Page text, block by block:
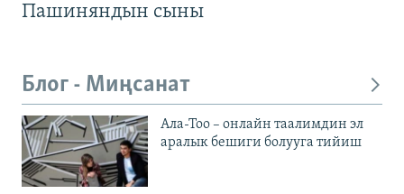
Пашиняндын сыны
Блог - Миңсанат
Ала-Тоо – онлайн таалимдин эл
аралык бешиги болууга тийиш